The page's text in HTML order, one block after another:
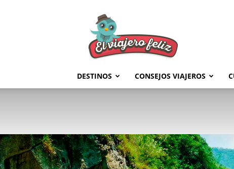
Feliz
DESTINOS CONSEJOS VIAJEROS